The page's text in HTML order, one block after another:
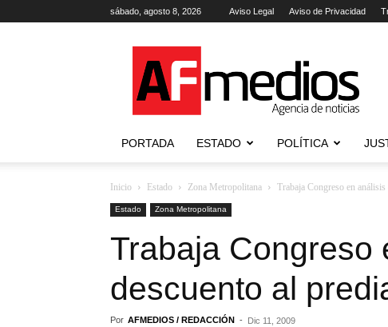
sábado, agosto 8, 2026 Aviso Legal Aviso de Privacidad
Agencia
de
Noticias
PORTADA ESTADO POLÍTICA
Inicio Estado Zona Metropolitana Trabaja Congreso en análisis
Estado Zona Metropolitana
Trabaja Congreso
descuento al
Por AFMEDIOS / REDACCIÓN - Dic 11, 2009